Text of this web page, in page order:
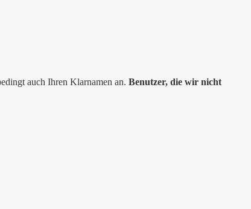
auch Ihren Klarnamen an. Benutzer, die wir nicht